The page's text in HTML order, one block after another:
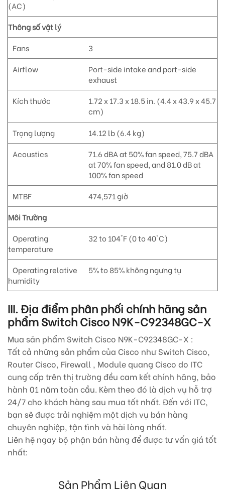
(AC)
Thông số vật lý
Fans
3
Airflow
Port-side intake and port-side
exhaust
Kích thước
1.72 x 17.3 x 18.5 in. (4.4 x 43.9 x 45.7
cm)
Trọng lượng
14.12 lb (6.4 kg)
Acoustics
71.6 dBA at 50% fan speed, 75.7 dBA
at 70% fan speed, and 81.0 dB at
100% fan speed
MTBF
474,571 giờ
Môi Trường
Operating
temperature
32 to 104°F (0 to 40°C)
Operating relative
humidity
5% to 85% không ngưng tụ
III. Địa điểm phân phối chính hãng sản
phẩm Switch CiscoN9K-C92348GC-X
Mua sản phẩm Switch Cisco N9K-C92348GC-X :
Tất cả những sản phẩm của Cisco như Switch Cisco,
Router Cisco, Firewall , Module quang Cisco do ITC
cung cấp trên thị trường đều cam kết chính hãng, bảo
hành 01 năm toàn cầu. Kèm theo đó là dịch vụ hỗ trợ
24/7 cho khách hàng sau mua tốt nhất. Đến với ITC,
bạn sẽ được trải nghiệm một dịch vụ bán hàng
chuyên nghiệp, tận tình và hài lòng nhất.
Liên hệ ngay bộ phận bán hàng để được tư vấn giá tốt
nhất:
Sản Phẩm Liên Quan